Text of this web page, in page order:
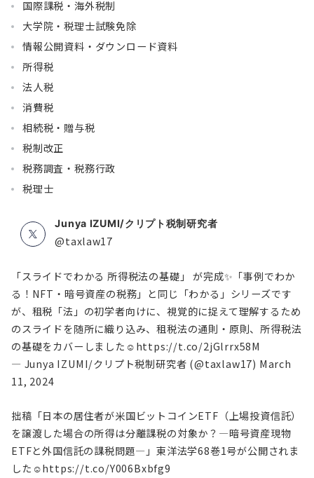
国際課税・海外税制
大学院・税理士試験免除
情報公開資料・ダウンロード資料
所得税
法人税
消費税
相続税・贈与税
税制改正
税務調査・税務行政
税理士
Junya IZUMI/クリプト税制研究者
@taxlaw17
「スライドでわかる 所得税法の基礎」 が完成✨「事例でわか
る！NFT・暗号資産の税務」と同じ「わかる」シリーズです
が、租税「法」の初学者向けに、視覚的に捉えて理解するため
のスライドを随所に織り込み、租税法の通則・原則、所得税法
の基礎をカバーしました☺ https://t.co/2jGlrrx58M
— Junya IZUMI/クリプト税制研究者 (@taxlaw17) March
11, 2024
拙稿「日本の居住者が米国ビットコインETF（上場投資信託）
を譲渡した場合の所得は分離課税の対象か？―暗号資産現物
ETFと外国信託の課税問題―」東洋法学68巻1号が公開されま
した☺https://t.co/Y006Bxbfg9